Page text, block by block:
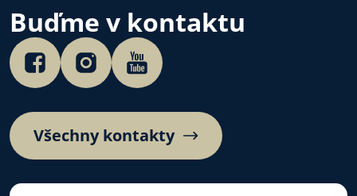
Buďme v kontaktu
Všechny kontakty